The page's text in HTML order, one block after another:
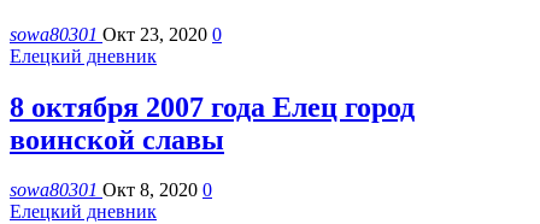
sowa80301 Окт 23, 2020 0
Елецкий дневник
8 октября 2007 года Елец город
воинской славы
sowa80301 Окт 8, 2020 0
Елецкий дневник